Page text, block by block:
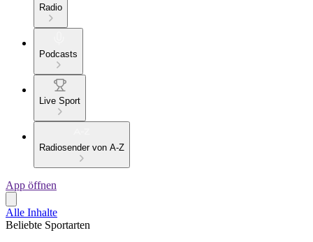
Radio
Podcasts
Live Sport
Radiosender von A-Z
App öffnen
Alle Inhalte
Beliebte Sportarten